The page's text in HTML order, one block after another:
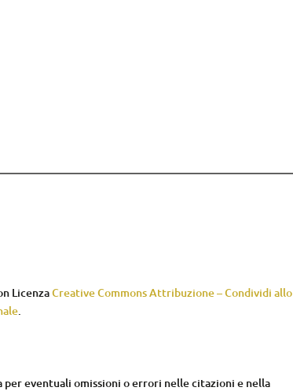
LicenzaCreative Commons Attribuzione – Condividi allo
per eventuali omissioni o errori nelle citazioni e nella